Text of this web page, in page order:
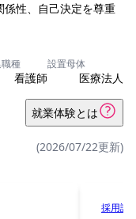
性、自己決定を尊重
種
看護師
設置母体
医療法人
就業体験とは
(2026/07/22更新)
採用試